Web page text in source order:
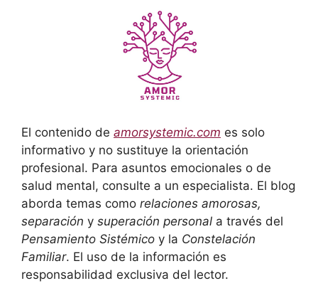
El contenido de amorsystemic.com es solo
informativo y no sustituye la orientación
profesional. Para asuntos emocionales o de
salud mental, consulte a un especialista. El blog
aborda temas como relaciones amorosas,
separación y superación personal a través del
Pensamiento Sistémico y la Constelación
Familiar. El uso de la información es
responsabilidad exclusiva del lector.